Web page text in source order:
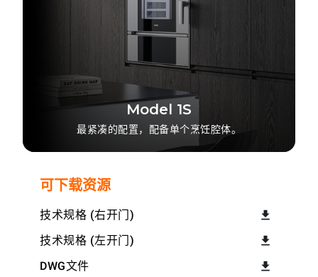
Model 1S
最紧凑的配置，配备单个烹饪腔体。
可下载资源
技术规格 (右开门)
技术规格 (左开门)
DWG文件